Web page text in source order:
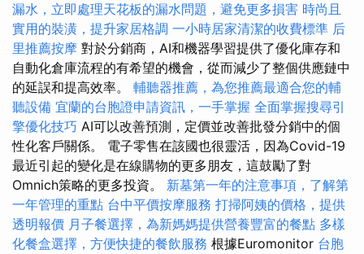
漏水，立即處理天花板的漏水問題，避免更多損害 時尚且
實用的裝潢，提升家居格調 一小時居家清潔的收費標準 后
里推薦按摩 對於分銷商，AI和機器學習提供了優化庫存和
自動化倉庫流程的有希望的機會，從而減少了整個供應鏈中
的延誤和提高效率。 輔聽器推薦，為您推薦最適合您的輔
聽設備 宜蘭的台胞證申請資訊，一手掌握 全面掌握搜尋引
擎優化技巧 AI可以改善預測，定價並改善批發分銷中的個
性化客戶關係。 電子零售在該國也很靈活，因為Covid-19
最近引起的變化是在線購物的更多朋友，這鼓勵了對
Omnich策略的更多投資。 新墓第一年的注意事項，了解第
一年管理的重點 台中平價按摩服務 打掃阿姨的價格，提供
透明報價 月子餐選擇，為新媽媽提供營養豐富的餐點 多樣
化餐盒選擇，方便快捷的餐飲服務 根據Euromonitor 台胞